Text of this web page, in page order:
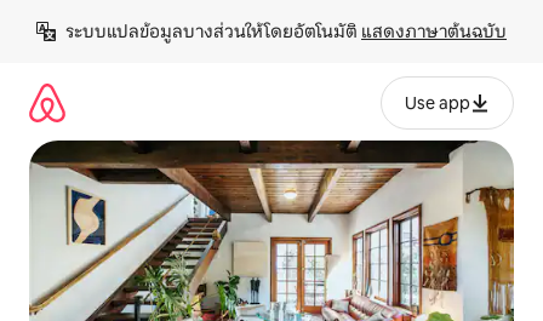
เนื้อหา
ระบบแปลข้อมูลบางส่วนให้โดยอัตโนมัติ แสดงภาษาต้นฉบับ
Use app